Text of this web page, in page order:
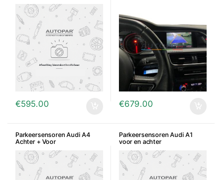
€595.00 €679.00
Parkeersensoren Audi A4
Achter + Voor
Parkeersensoren Audi A1
voor en achter